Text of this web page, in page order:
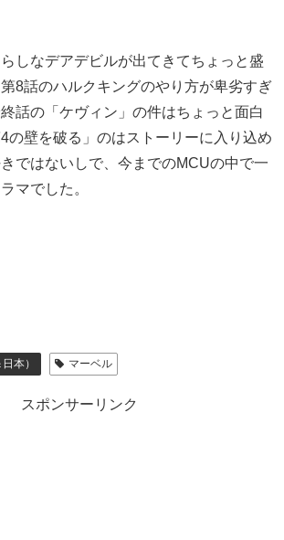
しなデアデビルが出てきてちょっと盛
8話のハルクキングのやり方が卑劣すぎ
話の「ケヴィン」の件はちょっと面白
の壁を破る」のはストーリーに入り込め
ではないしで、今までのMCUの中で一
マでした。
本） マーベル
スポンサーリンク